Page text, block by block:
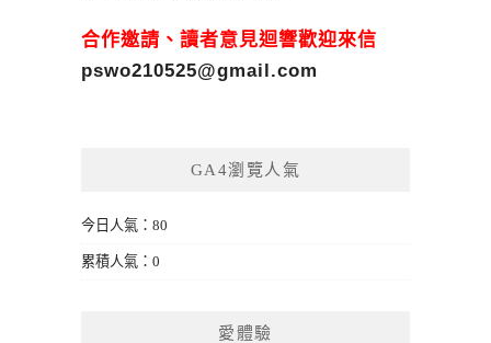
合作邀請、讀者意見迴響歡迎來信
pswo210525@gmail.com
GA4瀏覽人氣
今日人氣：80
累積人氣：0
愛體驗